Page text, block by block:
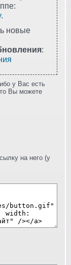
.
новые
:
у Вас есть
Вы можете
на него (у